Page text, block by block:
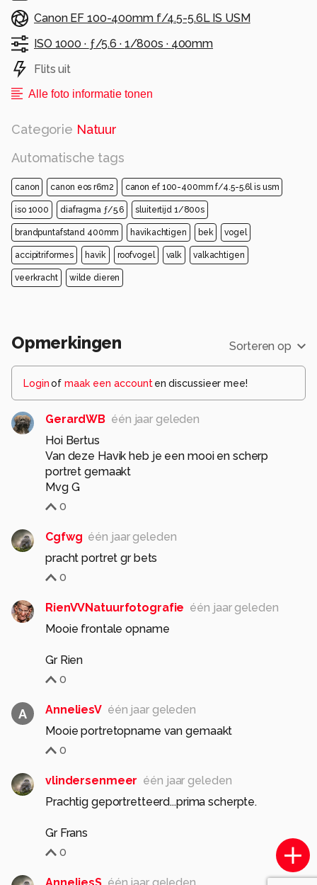
Canon EF 100-400mm f/4.5-5.6L IS USM
ISO 1000 · ƒ/5.6 · 1/800s · 400mm
Flits uit
Alle foto informatie tonen
Categorie Natuur
Automatische tags
canon canon eos r6m2 canon ef 100-400mm f/4.5-5.6l is usm
iso 1000 diafragma ƒ/5.6 sluitertijd 1/800s
brandpuntafstand 400mm havikachtigen bek vogel
accipitriformes havik roofvogel valk valkachtigen
veerkracht wilde dieren
Opmerkingen Sorteren op
Loginof maak een account en discussieer mee!
GerardWB één jaar geleden
Hoi Bertus
Van deze Havik heb je een mooi en scherp
portret gemaakt
Mvg G
0
Cgfwg één jaar geleden
pracht portret gr bets
0
RienVVNatuurfotografie één jaar geleden
Mooie frontale opname
Gr Rien
0
A AnneliesV één jaar geleden
Mooie portretopname van gemaakt
0
vlindersenmeer één jaar geleden
Prachtig geportretteerd...prima scherpte.
Gr Frans
0